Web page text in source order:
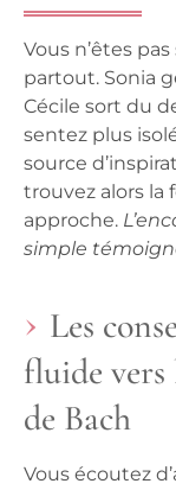
Vous n’êtes
partout. Sonia
Cécile sort du
sentez plus
source
trouvez alors la
approche.
simple
Les
fluide
de Bach
Vous écoutez